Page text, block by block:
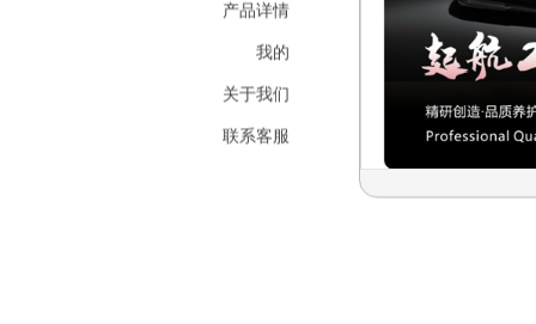
产品详情
我的
关于我们
联系客服